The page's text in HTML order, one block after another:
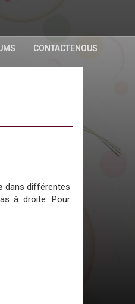
CONTACTENOUS
dans différentes
à droite. Pour